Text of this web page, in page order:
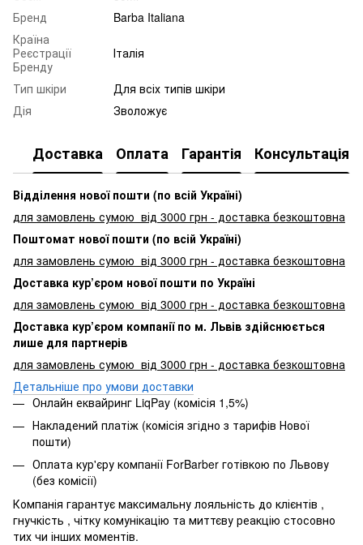
Бренд
Barba Italiana
Країна
Реєстрації
Бренду
Італія
Тип шкіри
Для всіх типів шкіри
Дія
Зволожує
Доставка Оплата Гарантія Консультація
Відділення нової пошти (по всій Україні)
для замовлень сумою від 3000 грн - доставка безкоштовна
Поштомат нової пошти (по всій Україні)
для замовлень сумою від 3000 грн - доставка безкоштовна
Доставка кур’єром нової пошти по Україні
для замовлень сумою від 3000 грн - доставка безкоштовна
Доставка кур’єром компанії по м. Львів здійснюється
лише для партнерів
для замовлень сумою від 3000 грн - доставка безкоштовна
Детальніше про умови доставки
Онлайн еквайринг LiqPay (комісія 1,5%)
Накладений платіж (комісія згідно з тарифів Нової
пошти)
Оплата кур'єру компанії ForBarber готівкою по Львову
(без комісії)
Компанія гарантує максимальну лояльність до клієнтів ,
гнучкість , чітку комунікацію та миттєву реакцію стосовно
тих чи інших моментів.